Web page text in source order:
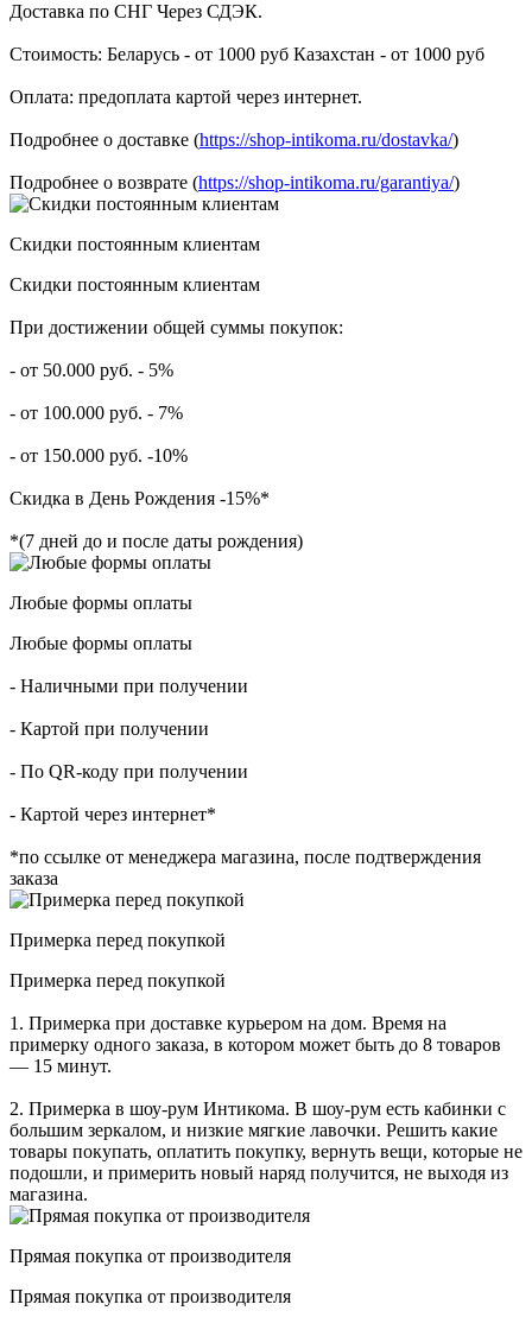
Доставка по СНГ Через СДЭК.
Стоимость: Беларусь - от 1000 руб Казахстан - от 1000 руб
Оплата: предоплата картой через интернет.
Подробнее о доставке (https://shop-intikoma.ru/dostavka/)
Подробнее о возврате (https://shop-intikoma.ru/garantiya/)
Скидки постоянным клиентам
Скидки постоянным клиентам
При достижении общей суммы покупок:
- от 50.000 руб. - 5%
- от 100.000 руб. - 7%
- от 150.000 руб. -10%
Скидка в День Рождения -15%*
*(7 дней до и после даты рождения)
Любые формы оплаты
Любые формы оплаты
- Наличными при получении
- Картой при получении
- По QR-коду при получении
- Картой через интернет*
*по ссылке от менеджера магазина, после подтверждения
заказа
Примерка перед покупкой
Примерка перед покупкой
1. Примерка при доставке курьером на дом. Время на
примерку одного заказа, в котором может быть до 8 товаров
— 15 минут.
2. Примерка в шоу-рум Интикома. В шоу-рум есть кабинки с
большим зеркалом, и низкие мягкие лавочки. Решить какие
товары покупать, оплатить покупку, вернуть вещи, которые не
подошли, и примерить новый наряд получится, не выходя из
магазина.
Прямая покупка от производителя
Прямая покупка от производителя